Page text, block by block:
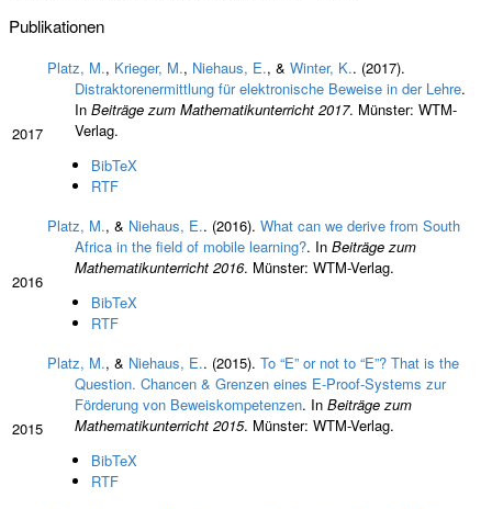
Publikationen
2017
Platz, M., Krieger, M., Niehaus, E., & Winter, K.. (2017).
Distraktorenermittlung für elektronische Beweise in der Lehre.
In Beiträge zum Mathematikunterricht 2017. Münster: WTM-
Verlag.
BibTeX
RTF
2016
Platz, M., & Niehaus, E.. (2016). What can we derive from South
Africa in the field of mobile learning?. In Beiträge zum
Mathematikunterricht 2016. Münster: WTM-Verlag.
BibTeX
RTF
2015
Platz, M., & Niehaus, E.. (2015). To “E” or not to “E”? That is the
Question. Chancen & Grenzen eines E-Proof-Systems zur
Förderung von Beweiskompetenzen. In Beiträge zum
Mathematikunterricht 2015. Münster: WTM-Verlag.
BibTeX
RTF